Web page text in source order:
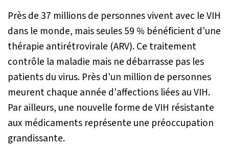
Près de 37 millions de personnes vivent avec le VIH
dans le monde, mais seules 59 % bénéficient d'une
thérapie antirétrovirale (ARV). Ce traitement
contrôle la maladie mais ne débarrasse pas les
patients du virus. Près d'un million de personnes
meurent chaque année d'affections liées au VIH.
Par ailleurs, une nouvelle forme de VIH résistante
aux médicaments représente une préoccupation
grandissante.